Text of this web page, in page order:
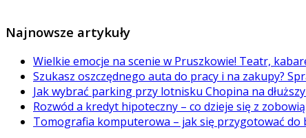
Najnowsze artykuły
Wielkie emocje na scenie w Pruszkowie! Teatr,
Szukasz oszczędnego auta do pracy i na zakupy?
Jak wybrać parking przy lotnisku Chopina na
Rozwód a kredyt hipoteczny – co dzieje się z
Tomografia komputerowa – jak się przygotować do